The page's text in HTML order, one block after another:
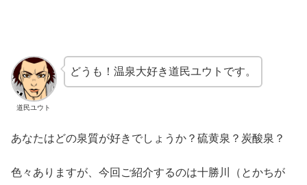
道民ユウト
どうも！温泉大好き道民ユウトです。
あなたはどの泉質が好きでしょうか？硫黄泉？炭酸泉？
色々ありますが、今回ご紹介するのは十勝川（とかちが